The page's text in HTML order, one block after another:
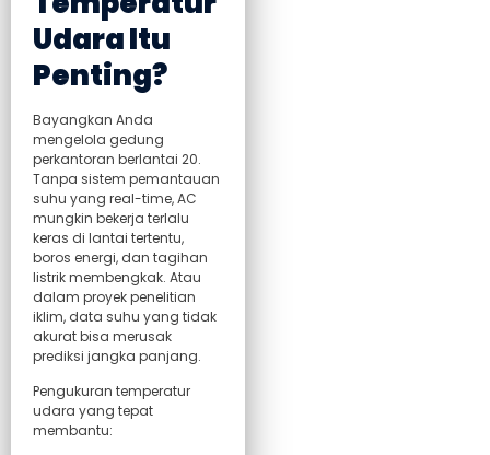
Udara Itu
Penting?
Bayangkan Anda
mengelola gedung
perkantoran berlantai 20.
Tanpa sistem pemantauan
suhu yang real-time, AC
mungkin bekerja terlalu
keras di lantai tertentu,
boros energi, dan tagihan
listrik membengkak. Atau
dalam proyek penelitian
iklim, data suhu yang tidak
akurat bisa merusak
prediksi jangka panjang.
Pengukuran temperatur
udara yang tepat
membantu: